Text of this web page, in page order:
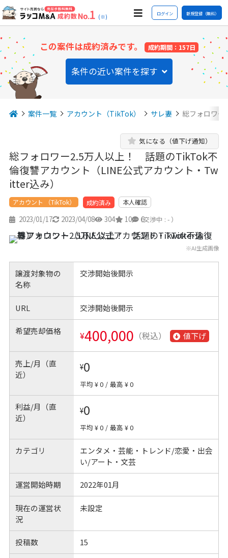
(※) ログイン 新規登録（無料）
この案件は成約済みです。 成約期間：157日
条件の近い案件を探す
案件一覧 アカウント（TikTok） サレ妻 総フォロワ
総フォロワー2.5万人以上！ 話題のTikTok不
倫復讐アカウント（LINE公式アカウント・Tw
itter込み）
気になる（値下げ通知）
アカウント （TikTok） 成約済み 本人確認
2023/01/17 2023/04/08 304 10 6
（交渉中 : - ）
※AI生成画像
譲渡対象物の
名称
交渉開始後開示
URL 交渉開始後開示
希望売却価格 ¥400,000 （税込） 値下げ
売上/月（直
近）
¥0
平均 ¥ 0 / 最高 ¥ 0
利益/月（直
近）
¥0
平均 ¥ 0 / 最高 ¥ 0
カテゴリ
エンタメ・芸能・トレンド/恋愛・出会
い/アート・文芸
運営開始時期 2022年01月
現在の運営状
況
未設定
投稿数 15